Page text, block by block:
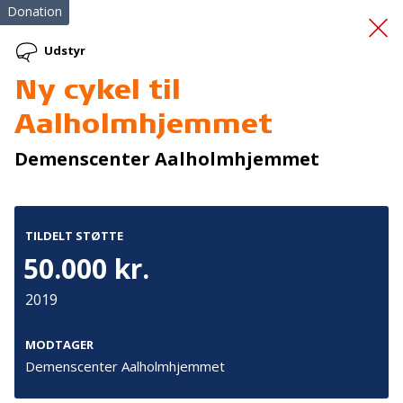
Indkøb af
sikkerhedsudstyr
Donation
Udstyr
Ny cykel til
Aalholmhjemmet
Demenscenter Aalholmhjemmet
TILDELT STØTTE
50.000 kr.
2019
MODTAGER
Demenscenter Aalholmhjemmet
Tilmeld nyhedsbrev
De seneste nyheder om TrygFondens og TryghedsGruppens
aktiviteter direkte i din indbakke.